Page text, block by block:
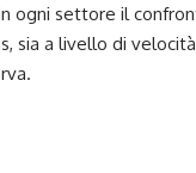
ogni settore il
sia a livello di